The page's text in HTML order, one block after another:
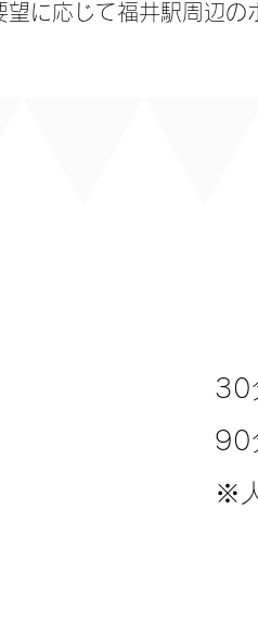
望に応じて福井駅周辺
30
90
※